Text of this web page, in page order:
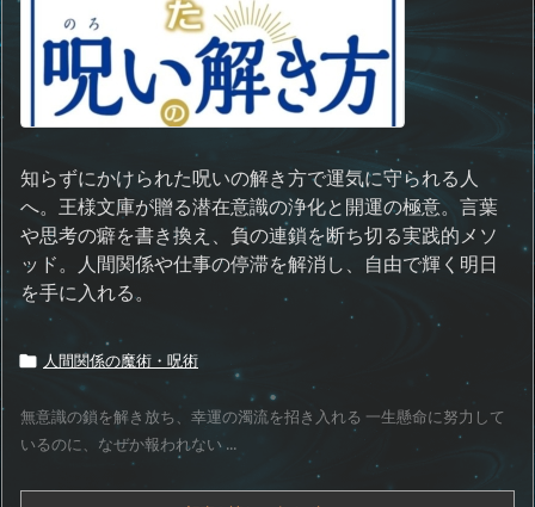
知らずにかけられた呪いの解き方で運気に守られる人
へ。王様文庫が贈る潜在意識の浄化と開運の極意。言葉
や思考の癖を書き換え、負の連鎖を断ち切る実践的メソ
ッド。人間関係や仕事の停滞を解消し、自由で輝く明日
を手に入れる。
 人間関係の魔術・呪術
無意識の鎖を解き放ち、幸運の濁流を招き入れる 一生懸命に努力して
いるのに、なぜか報われない ...